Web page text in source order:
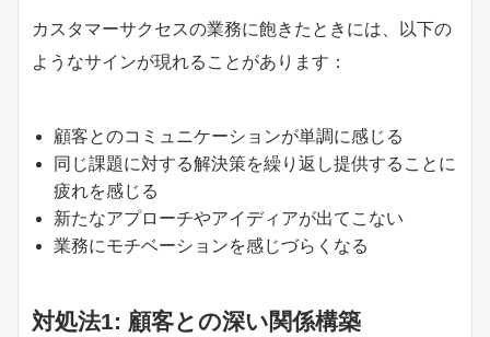
カスタマーサクセスの業務に飽きたときには、以下の
ようなサインが現れることがあります：
顧客とのコミュニケーションが単調に感じる
同じ課題に対する解決策を繰り返し提供することに
疲れを感じる
新たなアプローチやアイディアが出てこない
業務にモチベーションを感じづらくなる
対処法1: 顧客との深い関係構築